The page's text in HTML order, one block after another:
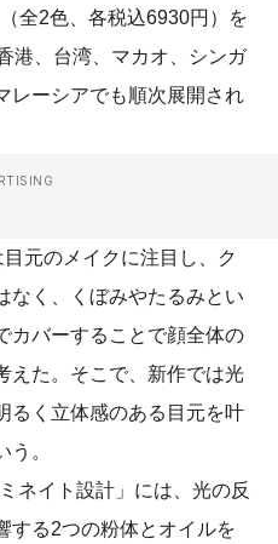
全2色、各税込6930円）を
港、台湾、マカオ、シンガ
レーシアでも順次展開され
元のメイクに注目し、ク
なく、くぼみやたるみとい
カバーすることで顔全体の
えた。そこで、新作では光
るく立体感のある目元を叶
。
ネイト設計」には、光の反
する2つの粉体とオイルを